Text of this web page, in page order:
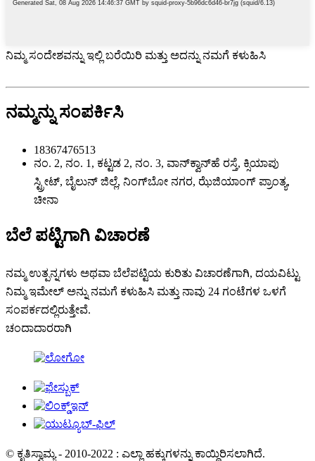
ನಿಮ್ಮ ಸಂದೇಶವನ್ನು ಇಲ್ಲಿ ಬರೆಯಿರಿ ಮತ್ತು ಅದನ್ನು ನಮಗೆ ಕಳುಹಿಸಿ
ನಮ್ಮನ್ನು ಸಂಪರ್ಕಿಸಿ
18367476513
ನಂ. 2, ನಂ. 1, ಕಟ್ಟಡ 2, ನಂ. 3, ವಾನ್‌ಕ್ವಾನ್‌ಹೆ ರಸ್ತೆ, ಕ್ಸಿಯಾಪು
ಸ್ಟ್ರೀಟ್, ಬೈಲುನ್ ಜಿಲ್ಲೆ, ನಿಂಗ್‌ಬೋ ನಗರ, ಝೆಜಿಯಾಂಗ್ ಪ್ರಾಂತ್ಯ,
ಚೀನಾ
ಬೆಲೆ ಪಟ್ಟಿಗಾಗಿ ವಿಚಾರಣೆ
ನಮ್ಮ ಉತ್ಪನ್ನಗಳು ಅಥವಾ ಬೆಲೆಪಟ್ಟಿಯ ಕುರಿತು ವಿಚಾರಣೆಗಾಗಿ, ದಯವಿಟ್ಟು
ನಿಮ್ಮ ಇಮೇಲ್ ಅನ್ನು ನಮಗೆ ಕಳುಹಿಸಿ ಮತ್ತು ನಾವು 24 ಗಂಟೆಗಳ ಒಳಗೆ
ಸಂಪರ್ಕದಲ್ಲಿರುತ್ತೇವೆ.
ಚಂದಾದಾರರಾಗಿ
© ಕೃತಿಸ್ವಾಮ್ಯ - 2010-2022 : ಎಲ್ಲಾ ಹಕ್ಕುಗಳನ್ನು ಕಾಯ್ದಿರಿಸಲಾಗಿದೆ.